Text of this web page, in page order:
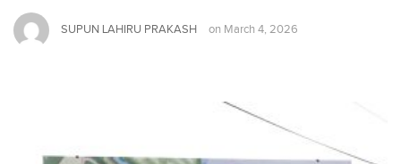
SUPUN LAHIRU PRAKASH on March 4, 2026